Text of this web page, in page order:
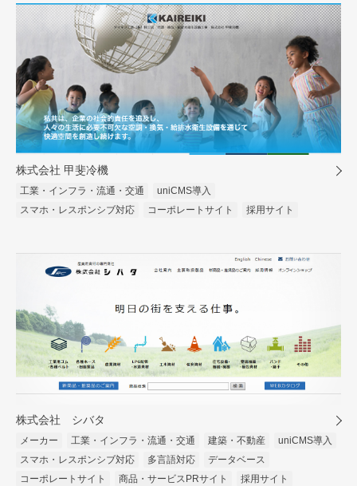
株式会社 甲斐冷機
工業・インフラ・流通・交通
uniCMS導入
スマホ・レスポンシブ対応
コーポレートサイト 採用サイト
株式会社 シバタ
メーカー 工業・インフラ・流通・交通 建築・不動産
uniCMS導入
スマホ・レスポンシブ対応
多言語対応
データベース
コーポレートサイト
商品・サービスPRサイト 採用サイト